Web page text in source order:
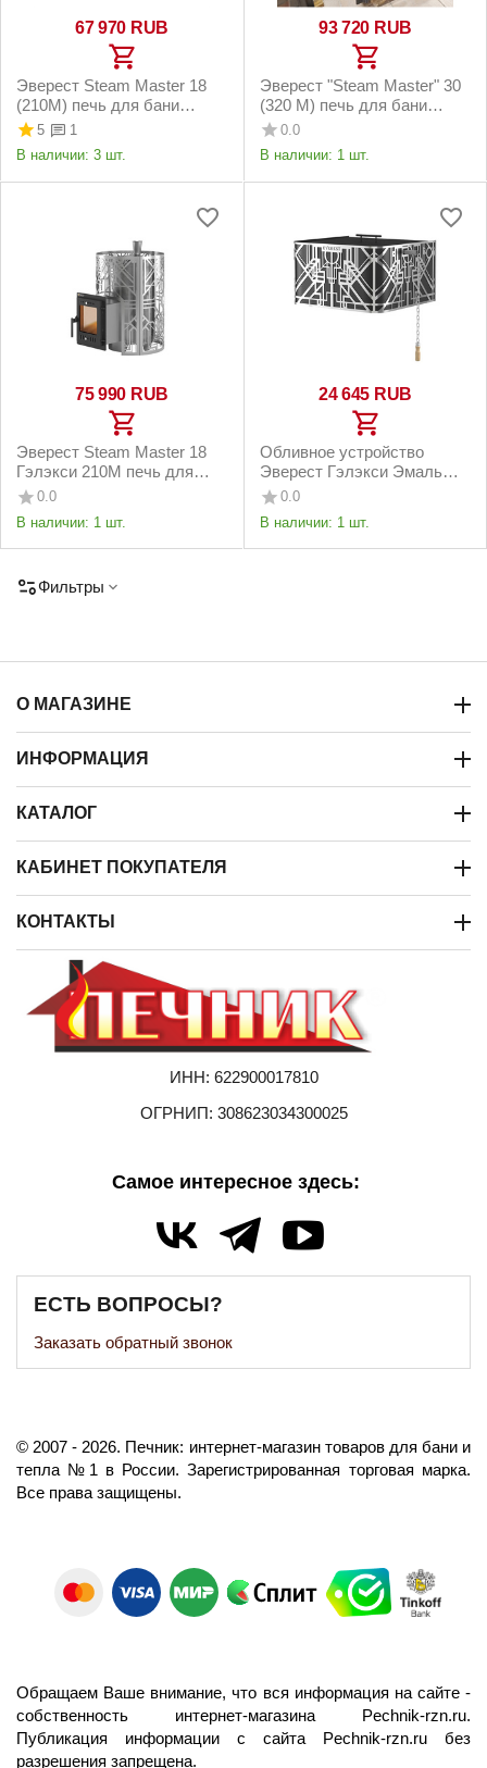
67 970 RUB
Эверест Steam Master 18
(210М) печь для бани
нержавейка
5
1
В наличии: 3 шт.
93 720 RUB
Эверест "Steam Master" 30
(320 М) печь для бани
нержавейка
0.0
В наличии: 1 шт.
75 990 RUB
Эверест Steam Master 18
Гэлэкси 210М печь для
бани нержавейка
0.0
В наличии: 1 шт.
24 645 RUB
Обливное устройство
Эверест Гэлэкси Эмаль
Черная 35 л
0.0
В наличии: 1 шт.
Фильтры
О МАГАЗИНЕ
ИНФОРМАЦИЯ
КАТАЛОГ
КАБИНЕТ ПОКУПАТЕЛЯ
КОНТАКТЫ
ИНН: 622900017810
ОГРНИП: 308623034300025
Самое интересное здесь:
ЕСТЬ ВОПРОСЫ?
Заказать обратный звонок
©️ 2007 - 2026. Печник: интернет-магазин товаров для бани и
тепла №1 в России. Зарегистрированная торговая марка.
Все права защищены.
Обращаем Ваше внимание, что вся информация на сайте -
собственность интернет-магазина Pechnik-rzn.ru.
Публикация информации с сайта Pechnik-rzn.ru без
разрешения запрещена.